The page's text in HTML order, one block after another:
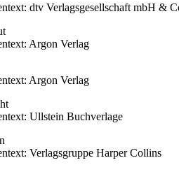
dtv Verlagsgesellschaft mbH &
Argon Verlag
Argon Verlag
Ullstein Buchverlage
Verlagsgruppe Harper Collins